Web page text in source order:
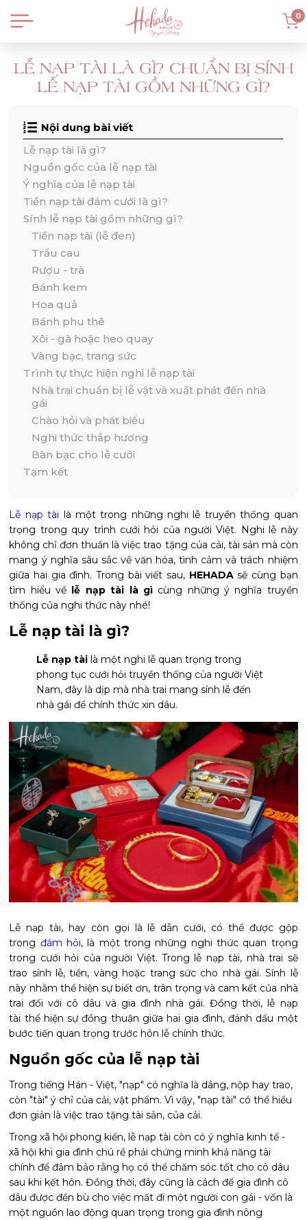
0
LỄ NẠP TÀI LÀ GÌ? CHUẨN BỊ SÍNH
LỄ NẠP TÀI GỒM NHỮNG GÌ?
Nội dung bài viết
Lễ nạp tài là gì?
Nguồn gốc của lễ nạp tài
Ý nghĩa của lễ nạp tài
Tiền nạp tài đám cưới là gì?
Sính lễ nạp tài gồm những gì?
Tiền nạp tài (lễ đen)
Trầu cau
Rượu - trà
Bánh kem
Hoa quả
Bánh phu thê
Xôi - gà hoặc heo quay
Vàng bạc, trang sức
Trình tự thực hiện nghi lễ nạp tài
Nhà trai chuẩn bị lễ vật và xuất phát đến nhà
gái
Chào hỏi và phát biểu
Nghi thức thắp hương
Bàn bạc cho lễ cưới
Tạm kết
Lễ nạp tài là một trong những nghi lễ truyền thống quan
trọng trong quy trình cưới hỏi của người Việt. Nghi lễ này
không chỉ đơn thuần là việc trao tặng của cải, tài sản mà còn
mang ý nghĩa sâu sắc về văn hóa, tình cảm và trách nhiệm
giữa hai gia đình. Trong bài viết sau, HEHADAsẽ cùng bạn
tìm hiểu về lễ nạp tài là gìcùng những ý nghĩa truyền
thống của nghi thức này nhé!
Lễ nạp tài là gì?
Lễ nạp tài là một nghi lễ quan trọng trong
phong tục cưới hỏi truyền thống của người Việt
Nam, đây là dịp mà nhà trai mang sính lễ đến
nhà gái để chính thức xin dâu.
Lễ nạp tài, hay còn gọi là lễ dẫn cưới, có thể được gộp
trong đám hỏi, là một trong những nghi thức quan trọng
trong cưới hỏi của người Việt. Trong lễ nạp tài, nhà trai sẽ
trao sính lễ, tiền, vàng hoặc trang sức cho nhà gái. Sính lễ
này nhằm thể hiện sự biết ơn, trân trọng và cam kết của nhà
trai đối với cô dâu và gia đình nhà gái. Đồng thời, lễ nạp
tài thể hiện sự đồng thuận giữa hai gia đình, đánh dấu một
bước tiến quan trọng trước hôn lễ chính thức.
Nguồn gốc của lễ nạp tài
Trong tiếng Hán - Việt, "nạp" có nghĩa là dâng, nộp hay trao,
còn "tài" ý chỉ của cải, vật phẩm. Vì vậy, "nạp tài" có thể hiểu
đơn giản là việc trao tặng tài sản, của cải.
Trong xã hội phong kiến, lễ nạp tài còn có ý nghĩa kinh tế -
xã hội khi gia đình chú rể phải chứng minh khả năng tài
chính để đảm bảo rằng họ có thể chăm sóc tốt cho cô dâu
sau khi kết hôn. Đồng thời, đây cũng là cách để gia đình cô
dâu được đền bù cho việc mất đi một người con gái - vốn là
một nguồn lao động quan trọng trong gia đình nông